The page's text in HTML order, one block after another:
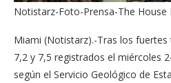
Notistarz-Foto-Prensa-The House
Miami (Notistarz).-Tras los
7,2 y 7,5 registrados el miércoles
según el Servicio Geológico de